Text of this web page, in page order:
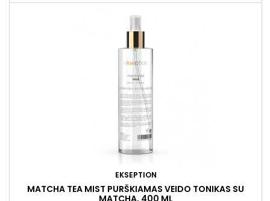
EKSEPTION
MATCHA TEA MIST PURŠKIAMAS VEIDO TONIKAS SU